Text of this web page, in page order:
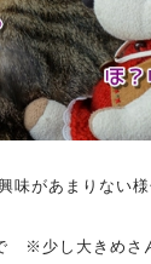
味があまりない
※少し大きめさ